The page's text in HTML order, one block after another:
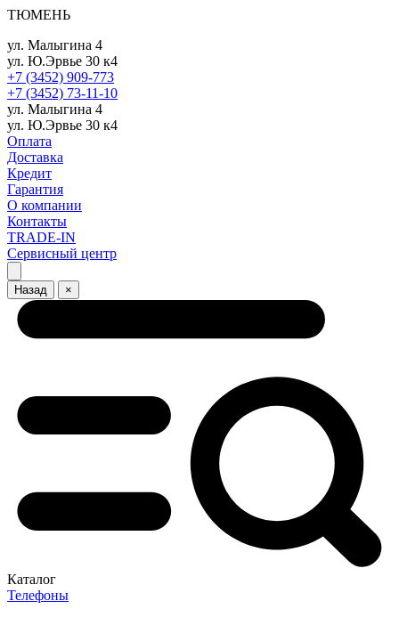
ТЮМЕНЬ
ул. Малыгина 4
ул. Ю.Эрвье 30 к4
+7 (3452) 909-773
+7 (3452) 73-11-10
ул. Малыгина 4
ул. Ю.Эрвье 30 к4
Оплата
Доставка
Кредит
Гарантия
О компании
Контакты
TRADE-IN
Сервисный центр
Назад ×
Каталог
Телефоны